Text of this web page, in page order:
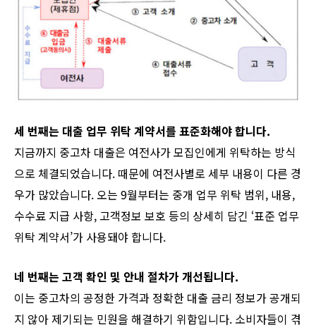
세 번째는 대출 업무 위탁 계약서를 표준화해야 합니다.
지금까지 중고차 대출은 여전사가 모집인에게 위탁하는 방식
으로 체결되었습니다. 때문에 여전사별로 세부 내용이 다른 경
우가 많았습니다. 오는 9월부터는 중개 업무 위탁 범위, 내용,
수수료 지급 사항, 고객정보 보호 등의 상세히 담긴 ‘표준 업무
위탁 계약서’가 사용돼야 합니다.
네 번째는 고객 확인 및 안내 절차가 개선됩니다.
이는 중고차의 공정한 가격과 정확한 대출 금리 정보가 공개되
지 않아 제기되는 민원을 해결하기 위함입니다. 소비자들이 겪